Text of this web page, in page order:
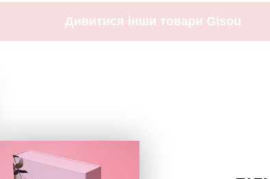
Дивитися інши товари Gisou